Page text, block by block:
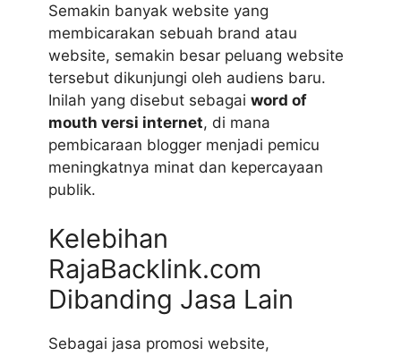
Semakin banyak website yang
membicarakan sebuah brand atau
website, semakin besar peluang website
tersebut dikunjungi oleh audiens baru.
Inilah yang disebut sebagai word of
mouth versi internet, di mana
pembicaraan blogger menjadi pemicu
meningkatnya minat dan kepercayaan
publik.
Kelebihan
RajaBacklink.com
Dibanding Jasa Lain
Sebagai jasa promosi website,